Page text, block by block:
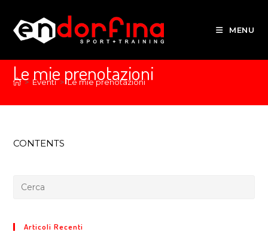
MENU
Le mie prenotazioni
> Eventi > Le mie prenotazioni
CONTENTS
Articoli Recenti